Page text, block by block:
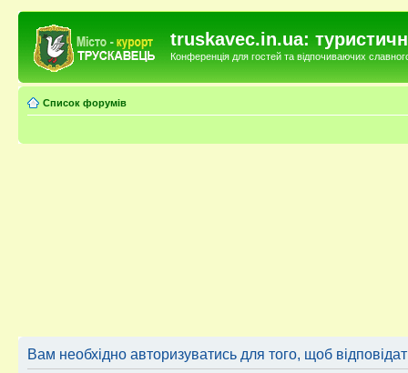
truskavec.in.ua:
Конференція для гостей та відпочиваючих
Список форумів
Вам необхідно авторизуватись для того, щоб